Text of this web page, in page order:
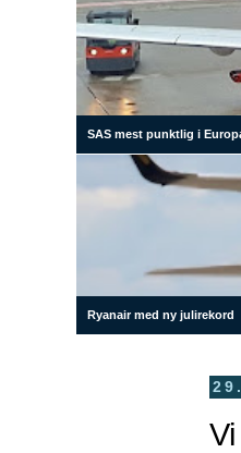
SAS mest punktlig i
Ryanair med ny julirekord